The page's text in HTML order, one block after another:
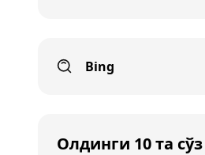
Bing
Олдинги 10 та сўз